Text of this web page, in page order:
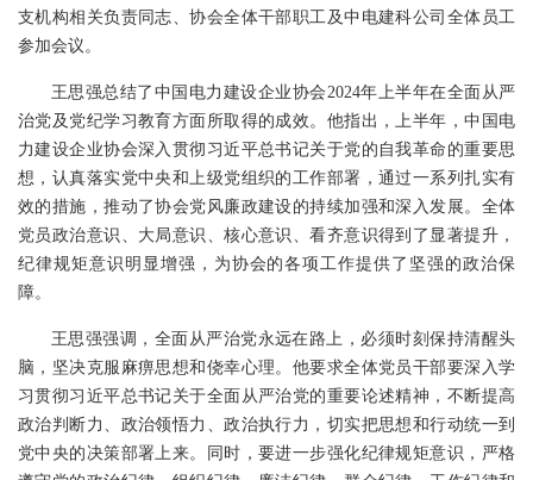
支机构相关负责同志、协会全体干部职工及中电建科公司全体员工
参加会议。
王思强总结了中国电力建设企业协会2024年上半年在全面从严
治党及党纪学习教育方面所取得的成效。他指出，上半年，中国电
力建设企业协会深入贯彻习近平总书记关于党的自我革命的重要思
想，认真落实党中央和上级党组织的工作部署，通过一系列扎实有
效的措施，推动了协会党风廉政建设的持续加强和深入发展。全体
党员政治意识、大局意识、核心意识、看齐意识得到了显著提升，
纪律规矩意识明显增强，为协会的各项工作提供了坚强的政治保
障。
王思强强调，全面从严治党永远在路上，必须时刻保持清醒头
脑，坚决克服麻痹思想和侥幸心理。他要求全体党员干部要深入学
习贯彻习近平总书记关于全面从严治党的重要论述精神，不断提高
政治判断力、政治领悟力、政治执行力，切实把思想和行动统一到
党中央的决策部署上来。同时，要进一步强化纪律规矩意识，严格